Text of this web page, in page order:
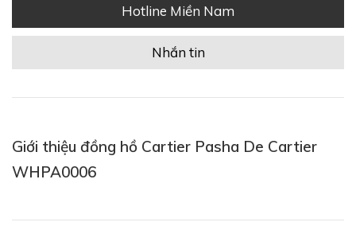
Hotline Miền Nam
Nhắn tin
Giới thiệu đồng hồ Cartier Pasha De Cartier
WHPA0006